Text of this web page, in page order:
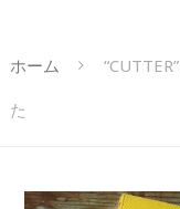
ホーム
た